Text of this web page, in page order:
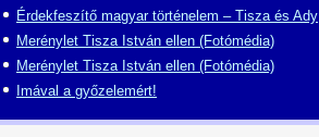
Érdekfeszítő magyar történelem – Tisza és Ady
Merénylet Tisza István ellen (Fotómédia)
Merénylet Tisza István ellen (Fotómédia)
Imával a győzelemért!